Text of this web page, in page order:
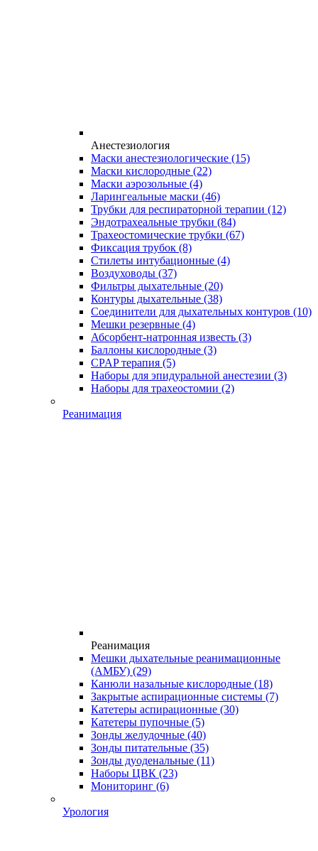
Анестезиология
Маски анестезиологические (15)
Маски кислородные (22)
Маски аэрозольные (4)
Ларингеальные маски (46)
Трубки для респираторной терапии (12)
Эндотрахеальные трубки (84)
Трахеостомические трубки (67)
Фиксация трубок (8)
Стилеты интубационные (4)
Воздуховоды (37)
Фильтры дыхательные (20)
Контуры дыхательные (38)
Соединители для дыхательных контуров (10)
Мешки резервные (4)
Абсорбент-натронная известь (3)
Баллоны кислородные (3)
CPAP терапия (5)
Наборы для эпидуральной анестезии (3)
Наборы для трахеостомии (2)
Реанимация
Реанимация
Мешки дыхательные реанимационные
(АМБУ) (29)
Канюли назальные кислородные (18)
Закрытые аспирационные системы (7)
Катетеры аспирационные (30)
Катетеры пупочные (5)
Зонды желудочные (40)
Зонды питательные (35)
Зонды дуоденальные (11)
Наборы ЦВК (23)
Мониторинг (6)
Урология